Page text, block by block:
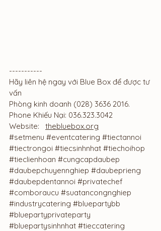
-----------
Hãy liên hệ ngay với Blue Box để được tư
vấn
Phòng kinh doanh (028) 3636 2016.
Phone Khiếu Nại: 036.323.3042
Website: thebluebox.org
#setmenu #eventcatering #tiectannoi
#tiectrongoi #tiecsinhnhat #tiechoihop
#tieclienhoan #cungcapdaubep
#daubepchuyennghiep #daubeprieng
#daubepdentannoi #privatechef
#comboraucu #suatancongnghiep
#industrycatering #bluepartybb
#bluepartyprivateparty
#bluepartysinhnhat #tieccatering